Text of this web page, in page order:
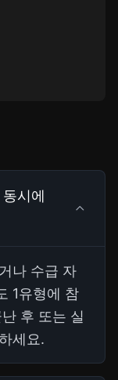
시에
나 수급 자
1유형에 참
후 또는 실
세요.